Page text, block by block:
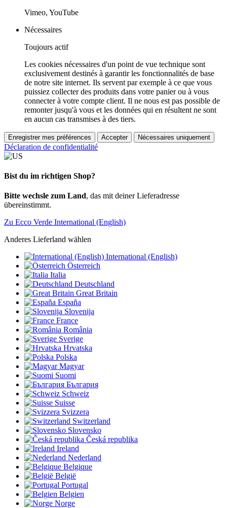
Vimeo, YouTube
Nécessaires
Toujours actif
Les cookies nécessaires d'un point de vue technique sont
exclusivement destinés à garantir les fonctionnalités de base
de notre site internet. Ils servent par exemple à ce que vous
puissiez collecter des produits dans votre panier ou à vous
connecter à votre compte client. Il ne nous est pas possible de
remonter jusqu'à vous et les données qui en résultent ne sont
en aucun cas transmises à des tiers.
Enregistrer mes préférences Accepter Nécessaires uniquement
Déclaration de confidentialité
Bist du im richtigen Shop?
Bitte wechsle zum Land, das mit deiner Lieferadresse
übereinstimmt.
Zu Ecco Verde International (English)
Anderes Lieferland wählen
International (English)
Österreich
Italia
Deutschland
Great Britain
España
Slovenija
France
România
Sverige
Hrvatska
Polska
Magyar
Suomi
България
Schweiz
Suisse
Svizzera
Switzerland
Slovensko
Česká republika
Ireland
Nederland
Belgique
België
Portugal
Belgien
Norge